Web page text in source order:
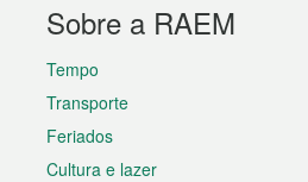
Sobre a RAEM
Tempo
Transporte
Feriados
Cultura e lazer